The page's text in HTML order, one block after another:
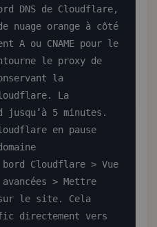
DNS de Cloudflare,
nuage orange à côté
A ou CNAME pour le
le proxy de
la
La
jusqu’à 5 minutes.
en pause
bord Cloudflare > Vue
> Mettre
sur le site. Cela
directement vers